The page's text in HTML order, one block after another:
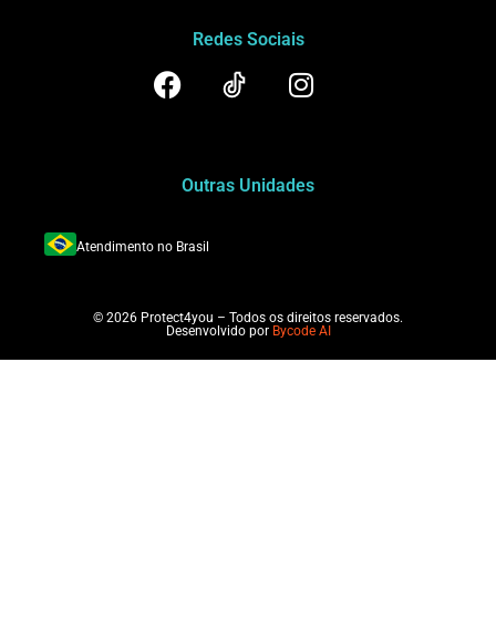
Redes Sociais
Outras Unidades
Atendimento no Brasil
© 2026 Protect4you – Todos os direitos reservados.
Desenvolvido por Bycode AI